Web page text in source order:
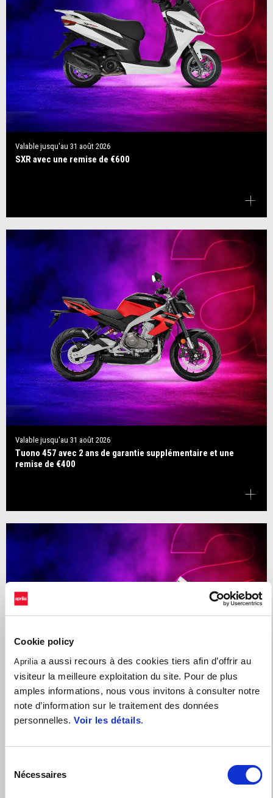
Cookie policy
Aprilia a aussi recours à des cookies tiers afin d’offrir au
visiteur la meilleure exploitation du site. Pour de plus
amples informations, nous vous invitons à consulter notre
note d’information sur le traitement des données
personnelles. Voir les détails.
Nécessaires
Valable jusqu'au 31 août 2026
SXR avec une remise de €600
Valable jusqu'au 31 août 2026
Tuono 457 avec 2 ans de garantie supplémentaire et une
remise de €400
RS 457 avec 2 ans de garantie supplémentaire et Quick